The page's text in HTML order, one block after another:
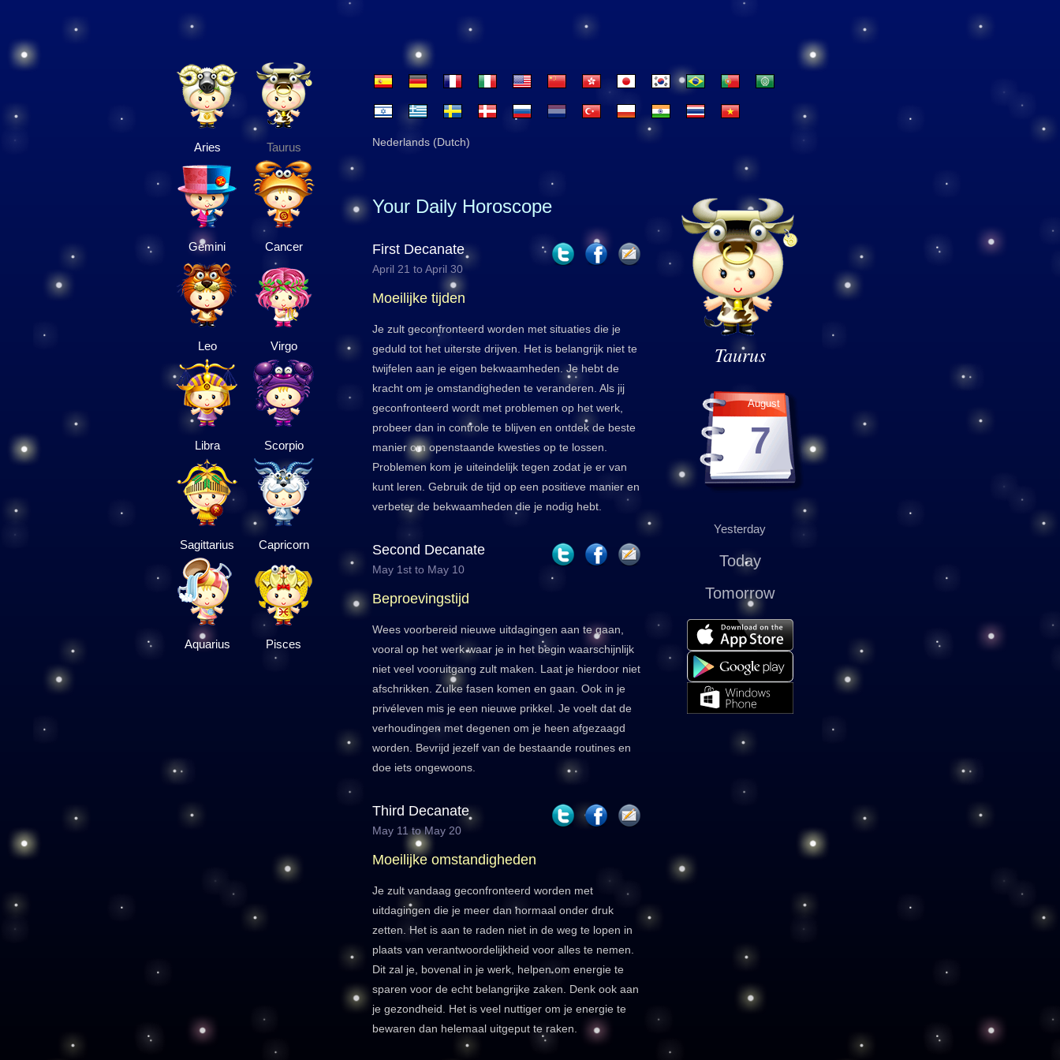
Aries Taurus
Gemini Cancer
Leo Virgo
Libra Scorpio
Sagittarius Capricorn
Aquarius Pisces
Nederlands (Dutch)
Taurus
August
7
Yesterday
Today
Tomorrow
Your Daily Horoscope
First Decanate
April 21 to April 30
Moeilijke tijden
Je zult geconfronteerd worden met situaties die je
geduld tot het uiterste drijven. Het is belangrijk niet te
twijfelen aan je eigen bekwaamheden. Je hebt de
kracht om je omstandigheden te veranderen. Als jij
geconfronteerd wordt met problemen op het werk,
probeer dan in controle te blijven en ontdek de beste
manier om openstaande kwesties op te lossen.
Problemen kom je uiteindelijk tegen zodat je er van
kunt leren. Gebruik de tijd op een positieve manier en
verbeter de bekwaamheden die je nodig hebt.
Second Decanate
May 1st to May 10
Beproevingstijd
Wees voorbereid nieuwe uitdagingen aan te gaan,
vooral op het werk waar je in het begin waarschijnlijk
niet veel vooruitgang zult maken. Laat je hierdoor niet
afschrikken. Zulke fasen komen en gaan. Ook in je
privéleven mis je een nieuwe prikkel. Je voelt dat de
verhoudingen met degenen om je heen afgezaagd
worden. Bevrijd jezelf van de bestaande routines en
doe iets ongewoons.
Third Decanate
May 11 to May 20
Moeilijke omstandigheden
Je zult vandaag geconfronteerd worden met
uitdagingen die je meer dan normaal onder druk
zetten. Het is aan te raden niet in de weg te lopen in
plaats van verantwoordelijkheid voor alles te nemen.
Dit zal je, bovenal in je werk, helpen om energie te
sparen voor de echt belangrijke zaken. Denk ook aan
je gezondheid. Het is veel nuttiger om je energie te
bewaren dan helemaal uitgeput te raken.